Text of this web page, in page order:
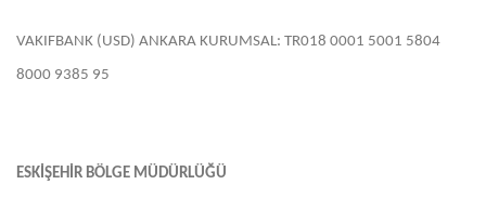
VAKIFBANK (USD) ANKARA KURUMSAL: TR018 0001 5001 5804
8000 9385 95
ESKİŞEHİR BÖLGE MÜDÜRLÜĞÜ